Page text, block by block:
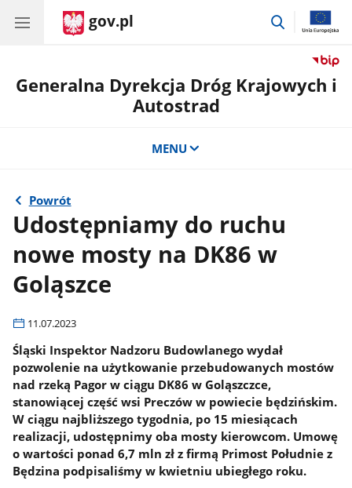
gov.pl
przejdź
Generalna Dyrekcja Dróg Krajowych i
Autostrad
MENU
Powrót
Udostępniamy do ruchu
nowe mosty na DK86 w
Goląszce
11.07.2023
Śląski Inspektor Nadzoru Budowlanego wydał
pozwolenie na użytkowanie przebudowanych mostów
nad rzeką Pagor w ciągu DK86 w Goląszczce,
stanowiącej część wsi Preczów w powiecie będzińskim.
W ciągu najbliższego tygodnia, po 15 miesiącach
realizacji, udostępnimy oba mosty kierowcom. Umowę
o wartości ponad 6,7 mln zł z firmą Primost Południe z
Będzina podpisaliśmy w kwietniu ubiegłego roku.